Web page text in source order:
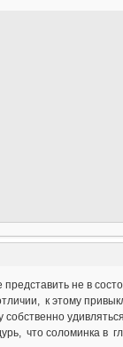
не в
к этому
собственно
что соломинка в